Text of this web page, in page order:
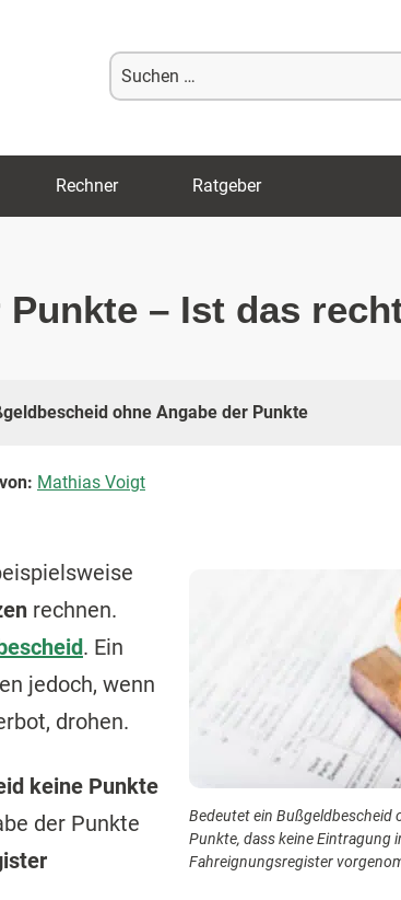
Suche
nach:
Rechner Ratgeber
– Ist das
ohne Angabe der Punkte
Mathias Voigt
Bedeutet ein Bußgeldbescheid
Punkte, dass keine Eintragung
Fahreignungsregister
rechnen.
. Ein
jedoch, wenn
drohen.
keine Punkte
der Punkte